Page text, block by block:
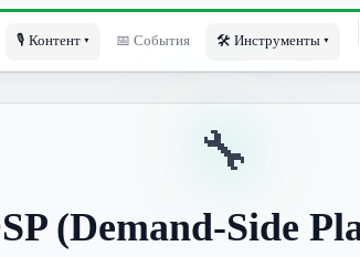
🎙 Контент ▾ 📅 События 🛠 Инструменты ▾
🔧
(Demand-Side